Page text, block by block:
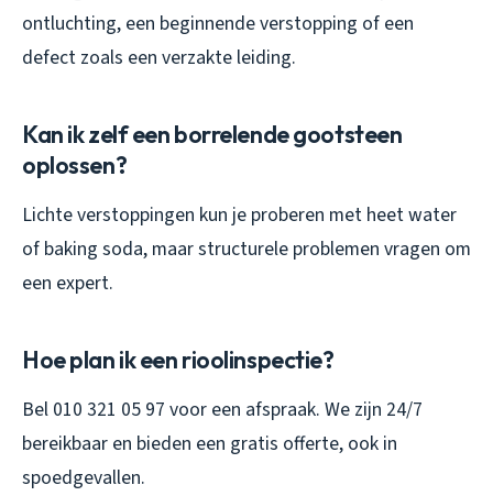
ontluchting, een beginnende verstopping of een
defect zoals een verzakte leiding.
Kan ik zelf een borrelende gootsteen
oplossen?
Lichte verstoppingen kun je proberen met heet water
of baking soda, maar structurele problemen vragen om
een expert.
Hoe plan ik een rioolinspectie?
Bel 010 321 05 97 voor een afspraak. We zijn 24/7
bereikbaar en bieden een gratis offerte, ook in
spoedgevallen.